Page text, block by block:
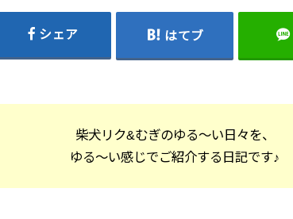
シェア はてブ
柴犬リク&むぎのゆる～い日々を、
ゆる～い感じでご紹介する日記です♪